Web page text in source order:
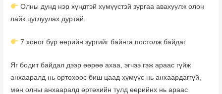
Олны дунд нэр хүндтэй хүмүүстэй зургаа авахуулж олон
лайк цуглуулах дуртай.
7 хоног бүр өөрийн зургийг байнга постолж байдаг.
Яг бодит байдал дээр өөрөө ахаа, эгчээ гэж араас гүйж
анхааралд нь өртөхөөс биш цаад хүмүүс нь анхаардаггүй,
мөн олны анхааралд өртөхийн тулд өөрийнх нь араас